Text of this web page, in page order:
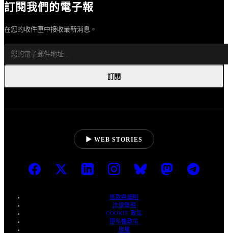
訂閱我們的電子報
在您的收件匣中接收最新消息。
訂閱
▶ WEB STORIES
條款與細則
法律聲明
COOKIE 政策
隱私權政策
版權